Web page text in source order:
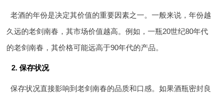
老酒的年份是决定其价值的重要因素之一。一般来说，年份越
久远的老剑南春，其市场价值越高。例如，一瓶20世纪80年代
的老剑南春，其价格可能远高于90年代的产品。
2. 保存状况
保存状况直接影响到老剑南春的品质和口感。如果酒瓶密封良